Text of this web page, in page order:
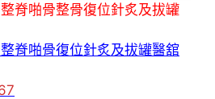
脊啪骨整骨復位針炙及拔罐
脊啪骨復位針炙及拔罐醫舘